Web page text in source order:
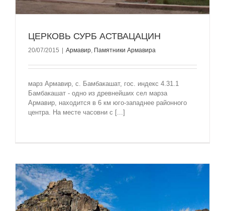
ЦЕРКОВЬ СУРБ АСТВАЦАЦИН
20/07/2015 Армавир, Памятники Армавира
марз Армавир, с. Бамбакашат, гос. индекс 4.31.1
Бамбакашат - одно из древнейших сел марза
Армавир, находится в 6 км юго-западнее районного
центра. На месте часовни с [...]